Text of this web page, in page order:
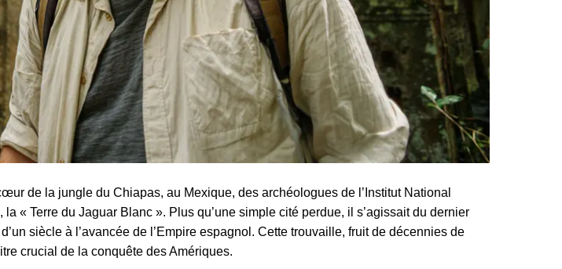
de la jungle du Chiapas, au Mexique, des archéologues de l’Institut National
« Terre du Jaguar Blanc ». Plus qu’une simple cité perdue, il s’agissait du dernier
siècle à l’avancée de l’Empire espagnol. Cette trouvaille, fruit de décennies de
crucial de la conquête des Amériques.